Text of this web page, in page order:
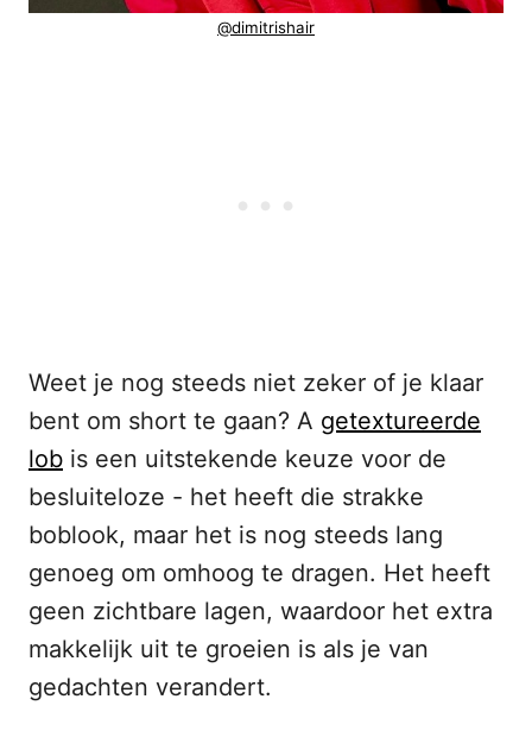
@dimitrishair
Weet je nog steeds niet zeker of je klaar
bent om short te gaan? A getextureerde
lob is een uitstekende keuze voor de
besluiteloze - het heeft die strakke
boblook, maar het is nog steeds lang
genoeg om omhoog te dragen. Het heeft
geen zichtbare lagen, waardoor het extra
makkelijk uit te groeien is als je van
gedachten verandert.